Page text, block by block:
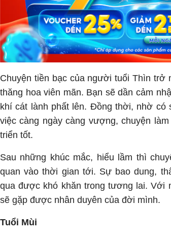
Chuyện tiền bạc của người tuổi Thìn trở
thăng hoa viên mãn. Bạn sẽ dần cảm
khí cát lành phất lên. Đồng thời, nhờ có
việc càng ngày càng vượng, chuyện
triển tốt.
Sau những khúc mắc, hiểu lầm thì
quan vào thời gian tới. Sự bao dung,
qua được khó khăn trong tương lai. Với
sẽ gặp được nhân duyên của đời mình.
Tuổi Mùi